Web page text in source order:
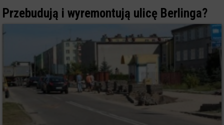
Przebudują i wyremontują ulicę Berlinga?